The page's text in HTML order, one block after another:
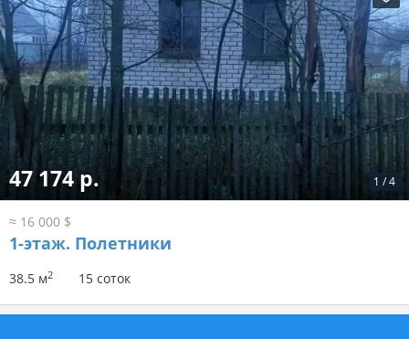
1 /4
47 174 р.
≈ 16 000 $
1-этаж. Полетники
38.5 м2 15 соток